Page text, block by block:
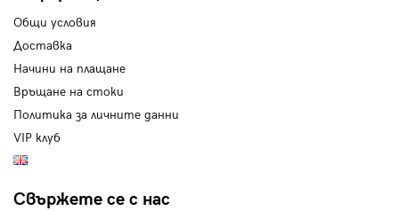
Общи условия
Доставка
Начини на плащане
Връщане на стоки
Политика за личните данни
VIP клуб
Свържете се с нас